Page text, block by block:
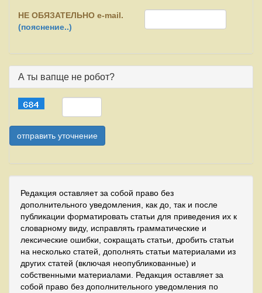
НЕ ОБЯЗАТЕЛЬНО e-mail.
(пояснение..)
А ты вапще не робот?
Редакция оставляет за собой право без
дополнительного уведомления, как до, так и после
публикации форматировать статьи для приведения их к
словарному виду, исправлять грамматические и
лексические ошибки, сокращать статьи, дробить статьи
на несколько статей, дополнять статьи материалами из
других статей (включая неопубликованные) и
собственными материалами. Редакция оставляет за
собой право без дополнительного уведомления по